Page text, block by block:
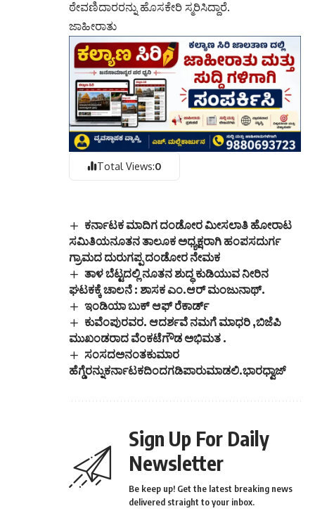
ಠೇವಣಿದಾರರನ್ನು ಹೊಸಕೇರಿ ಸ್ಮರಿಸಿದ್ದಾರೆ.
ಜಾಹೀರಾತು
Total Views:0
ಕರ್ನಾಟಕ ಮಾದಿಗ ದಂಡೋರ ಮೀಸಲಾತಿ ಹೋರಾಟ
ಸಮಿತಿಯನೂತನ ತಾಲೂಕ ಅಧ್ಯಕ್ಷರಾಗಿ ಹಂಪಸದುರ್ಗ
ಗ್ರಾಮದ ದುರುಗಪ್ಪ ದಂಡೋರ ನೇಮಕ
ತಾಳ ಬೆಟ್ಟದಲ್ಲಿ ನೂತನ ಶುದ್ಧ ಕುಡಿಯುವ ನೀರಿನ
ಘಟಕಕ್ಕೆ ಚಾಲನೆ : ಶಾಸಕ ಎಂ.ಆರ್ ಮಂಜುನಾಥ್.
ಇಂಡಿಯಾ ಬುಕ್ ಆಫ್ ರೆಕಾರ್ಡ್
ಕುವೆಂಪುರವರ. ಆದರ್ಶವೆ ನಮಗೆ ಮಾಧರಿ ,ಬಿಜೆಪಿ
ಮುಖಂಡರಾದ ವೆಂಕಟೆಗೌಡ ಅಭಿಮತ .
ಸಂಸದಅನಂತಕುಮಾರ
ಹೆಗ್ಡೆರನ್ನುಕರ್ನಾಟಕದಿಂದಗಡಿಪಾರುಮಾಡಲಿ.ಭಾರಧ್ವಾಜ್
Sign Up For Daily
Newsletter
Be keep up! Get the latest breaking news
delivered straight to your inbox.